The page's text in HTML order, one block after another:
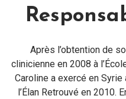
Après l’obtention de
clinicienne en 2008 à
Caroline a exercé en
l’Élan Retrouvé en 2010.